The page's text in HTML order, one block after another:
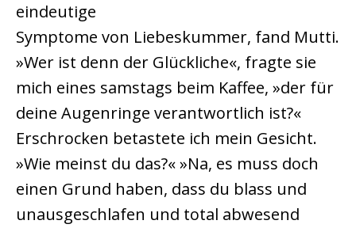
eindeutige
Symptome von Liebeskummer, fand Mutti.
»Wer ist denn der Glückliche«, fragte sie
mich eines samstags beim Kaffee, »der für
deine Augenringe verantwortlich ist?«
Erschrocken betastete ich mein Gesicht.
»Wie meinst du das?« »Na, es muss doch
einen Grund haben, dass du blass und
unausgeschlafen und total abwesend